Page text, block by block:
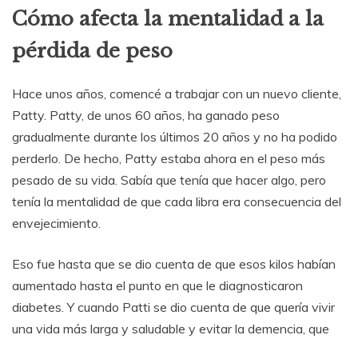
Cómo afecta la mentalidad a la
pérdida de peso
Hace unos años, comencé a trabajar con un nuevo cliente,
Patty. Patty, de unos 60 años, ha ganado peso
gradualmente durante los últimos 20 años y no ha podido
perderlo. De hecho, Patty estaba ahora en el peso más
pesado de su vida. Sabía que tenía que hacer algo, pero
tenía la mentalidad de que cada libra era consecuencia del
envejecimiento.
Eso fue hasta que se dio cuenta de que esos kilos habían
aumentado hasta el punto en que le diagnosticaron
diabetes. Y cuando Patti se dio cuenta de que quería vivir
una vida más larga y saludable y evitar la demencia, que